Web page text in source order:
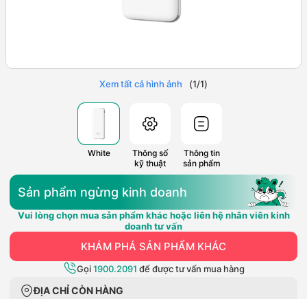
Xem tất cả hình ảnh (1/1)
White
Thông số
kỹ thuật
Thông tin
sản phẩm
Sản phẩm ngừng kinh doanh
Vui lòng chọn mua sản phẩm khác hoặc liên hệ nhân viên kinh
doanh tư vấn
KHÁM PHÁ SẢN PHẨM KHÁC
Gọi1900.2091 để được tư vấn mua hàng
ĐỊA CHỈ CÒN HÀNG